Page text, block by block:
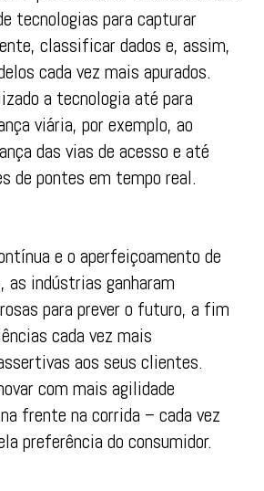
tecnologias para capturar
classificar dados e, assim,
cada vez mais apurados.
a tecnologia até para
viária, por exemplo, ao
das vias de acesso e até
de pontes em tempo real.
e o aperfeiçoamento de
as indústrias ganharam
para prever o futuro, a fim
cada vez mais
aos seus clientes.
com mais agilidade
frente na corrida – cada vez
preferência do consumidor.